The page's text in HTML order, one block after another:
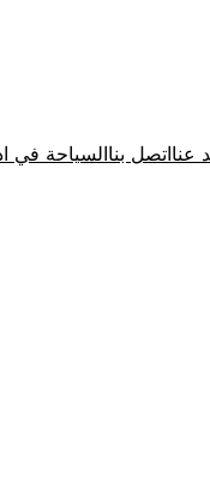
عنااتصل بناالسياحة في